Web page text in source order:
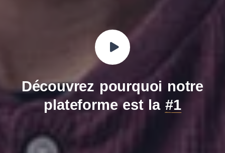
Découvrez pourquoi notre
plateforme est la #1